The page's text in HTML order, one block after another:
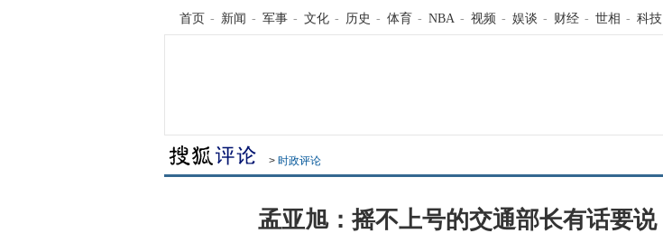
首页 - 新闻 - 军事 - 文化 - 历史 - 体育 - NBA - 视频 - 娱谈 - 财经 - 世相 - 科技
> 时政评论
孟亚旭：摇不上号的交通部长有话要说